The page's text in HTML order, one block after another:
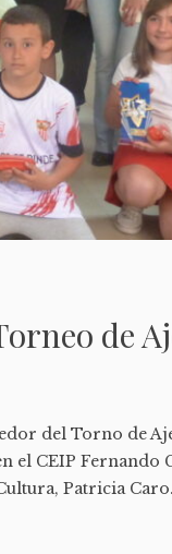
de
del Torno de
el CEIP Fernando
Cultura, Patricia